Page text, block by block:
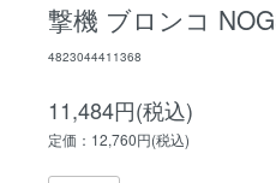
撃機 ブロンコ
4823044411368
11,484円(税込)
定価：12,760円(税込)